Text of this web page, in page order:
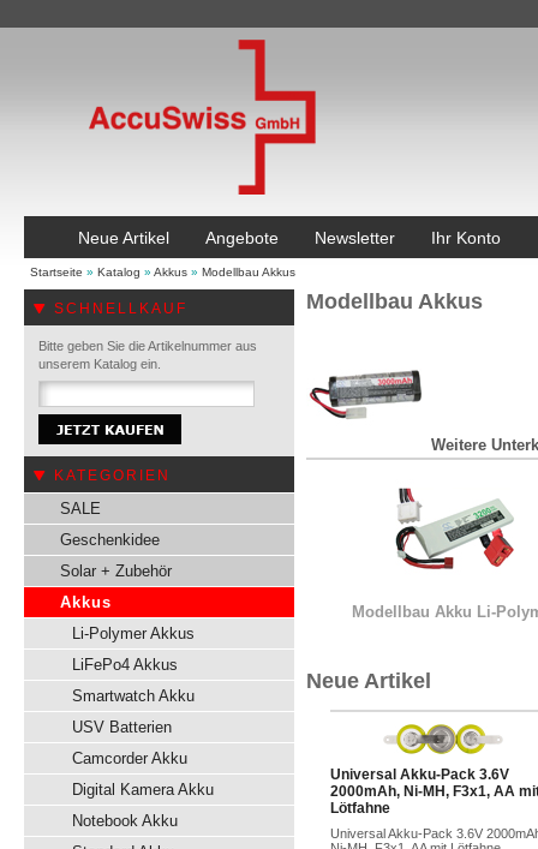
Neue Artikel Angebote Newsletter Ihr Konto
Startseite » Katalog » Akkus » Modellbau Akkus
SCHNELLKAUF
Bitte geben Sie die Artikelnummer aus
unserem Katalog ein.
KATEGORIEN
SALE
Geschenkidee
Solar + Zubehör
Akkus
Li-Polymer Akkus
LiFePo4 Akkus
Smartwatch Akku
USV Batterien
Camcorder Akku
Digital Kamera Akku
Notebook Akku
Modellbau Akkus
Weitere
Modellbau Akku Li-
Neue Artikel
Universal Akku-Pack 3.6V
2000mAh, Ni-MH, F3x1, AA
Lötfahne
Universal Akku-Pack 3.6V